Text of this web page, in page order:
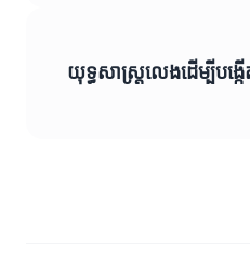
យុទ្ធសាស្រ្តលេងដើម្បីប